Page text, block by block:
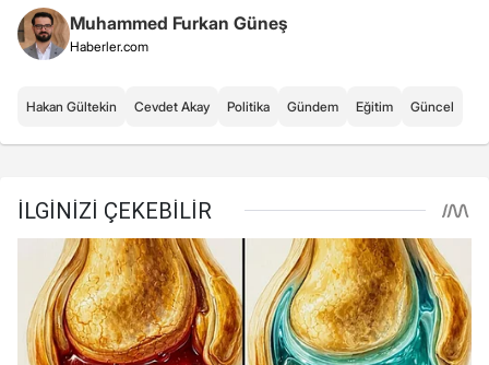
Muhammed Furkan Güneş
Haberler.com
Hakan Gültekin Cevdet Akay Politika Gündem Eğitim Güncel